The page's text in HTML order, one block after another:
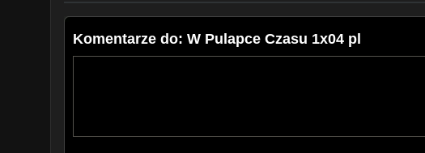
Komentarze do: W Pulapce Czasu 1x04 pl